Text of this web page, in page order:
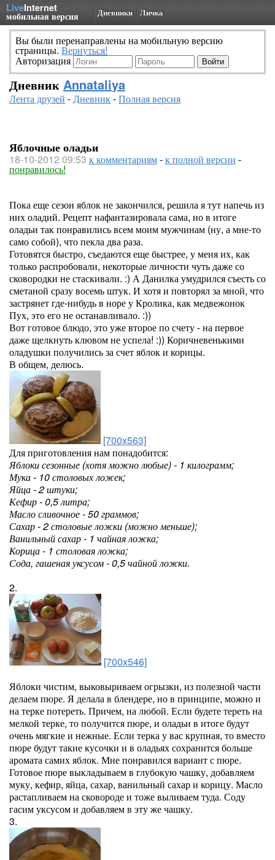
LiveInternet
мобильная версия Дневники Личка
Вы были перенаправлены на мобильную версию
страницы. Вернуться!
Авторизация
Дневник Annataliya
Лента друзей -Дневник-Полная версия
Яблочные оладьи
18-10-2012 09:53 к комментариям-к полной версии -
понравилось!
Пока еще сезон яблок не закончился, решила я тут напечь из
них оладий. Рецепт нафантазировала сама, но в итоге
оладьи так понравились всем моим мужчинам (ну, а мне-то
само собой), что пекла два раза.
Готовятся быстро, съедаются еще быстрее, у меня их, как
только распробовали, некоторые личности чуть даже со
сковородки не стаскивали. :) А Данилка умудрился съесть со
сметаной сразу восемь штук. И хотя и повторял за мной, что
застрянет где-нибудь в норе у Кролика, как медвежонок
Пух, это его не останавливало. :))
Вот готовое блюдо, это уже второе по счету - на первое
даже щелкнуть клювом не успела! :)) Коричневенькими
оладушки получились за счет яблок и корицы.
В общем, делюсь.
[700x563]
Для приготовления нам понадобится:
Яблоки сезонные (хотя можно любые) - 1 килограмм;
Мука - 10 столовых ложек;
Яйца - 2 штуки;
Кефир - 0,5 литра;
Масло сливочное - 50 граммов;
Сахар - 2 столовые ложки (можно меньше);
Ванильный сахар - 1 чайная ложка;
Корица - 1 столовая ложка;
Сода, гашеная уксусом - 0,5 чайной ложки.
2.
[700x546]
Яблоки чистим, выковыриваем огрызки, из полезной части
делаем пюре. Я делала в блендере, но в принципе, можно и
на терке потереть. Причем, на любой. Если будете тереть на
мелкой терке, то получится пюре, и оладьи в итоге будут
очень мягкие и нежные. Если терка у вас крупная, то вместо
пюре будут такие кусочки и в оладьях сохранится больше
аромата самих яблок. Мне понравился вариант с пюре.
Готовое пюре выкладываем в глубокую чашку, добавляем
муку, кефир, яйца, сахар, ванильный сахар и корицу. Масло
растапливаем на сковороде и тоже выливаем туда. Соду
гасим уксусом и добавляем в эту же чашку.
3.